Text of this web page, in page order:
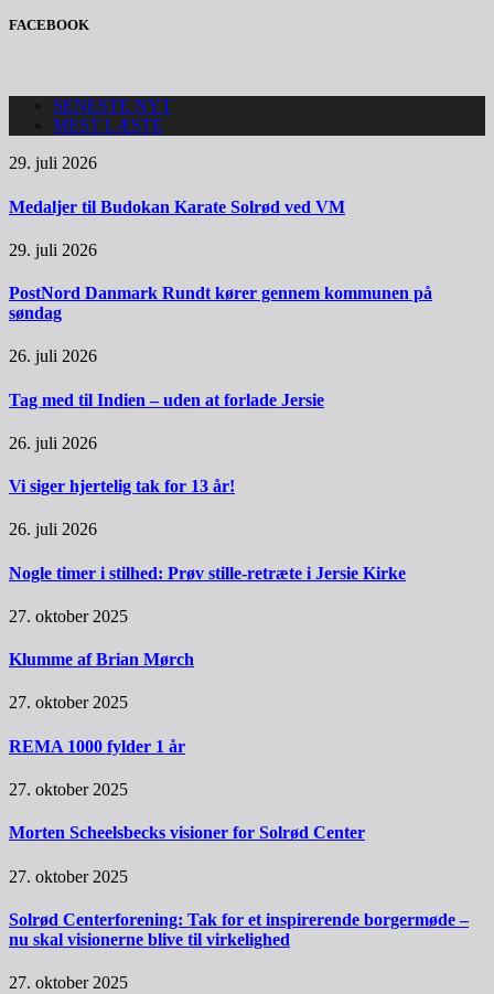
FACEBOOK
SENESTE NYT
MEST LÆSTE
29. juli 2026
Medaljer til Budokan Karate Solrød ved VM
29. juli 2026
PostNord Danmark Rundt kører gennem kommunen på
søndag
26. juli 2026
Tag med til Indien – uden at forlade Jersie
26. juli 2026
Vi siger hjertelig tak for 13 år!
26. juli 2026
Nogle timer i stilhed: Prøv stille-retræte i Jersie Kirke
27. oktober 2025
Klumme af Brian Mørch
27. oktober 2025
REMA 1000 fylder 1 år
27. oktober 2025
Morten Scheelsbecks visioner for Solrød Center
27. oktober 2025
Solrød Centerforening: Tak for et inspirerende borgermøde –
nu skal visionerne blive til virkelighed
27. oktober 2025